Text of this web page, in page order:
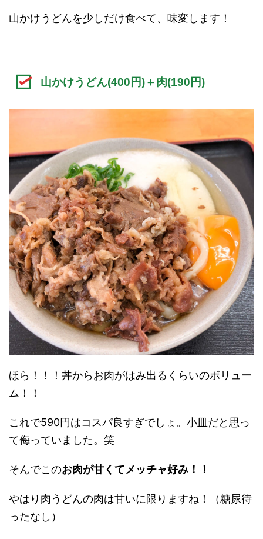
山かけうどんを少しだけ食べて、味変します！
山かけうどん(400円)＋肉(190円)
ほら！！！丼からお肉がはみ出るくらいのボリュー
ム！！
これで590円はコスパ良すぎでしょ。小皿だと思っ
て侮っていました。笑
そんでこのお肉が甘くてメッチャ好み！！
やはり肉うどんの肉は甘いに限りますね！（糖尿待
ったなし）